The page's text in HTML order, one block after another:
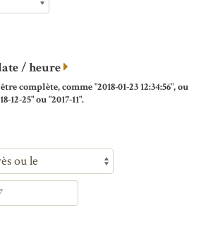
/ heure
complète, comme "2018-01-23 12:34:56", ou
12-25" ou "2017-11".